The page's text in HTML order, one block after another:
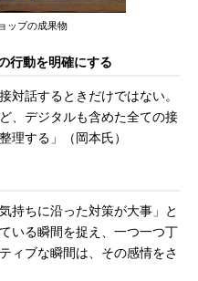
ップの成果物
行動を明確にする
話するときだけではない。
、デジタルも含めた全ての接
理する」（岡本氏）
持ちに沿った対策が大事」と
いる瞬間を捉え、一つ一つ丁
ィブな瞬間は、その感情をさ